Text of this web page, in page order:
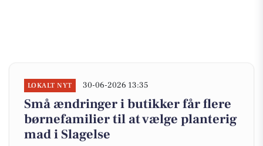
LOKALT NYT 30-06-2026 13:35
Små ændringer i butikker får flere
børnefamilier til at vælge planterig
mad i Slagelse